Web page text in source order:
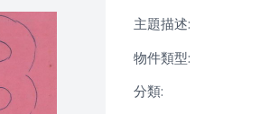
主題描述:
物件類型:
分類: